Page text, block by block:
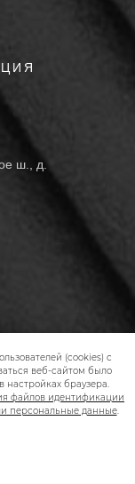
(cookies) с
веб-сайтом было
настройках браузера.
файлов идентификации
персональные данные.
ш., д.